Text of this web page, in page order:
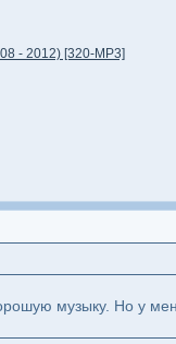
- 2012) [320-MP3]
музыку. Но у